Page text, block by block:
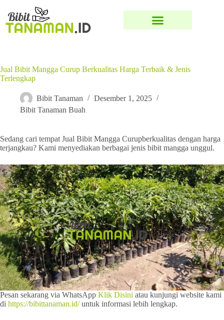
Jual Bibit Mangga Curup Berkualitas Harga Terbaik & Jenis
Terlengkap
Bibit Tanaman
Desember 1, 2025
Bibit Tanaman Buah
Sedang cari tempat Jual Bibit Mangga Curupberkualitas dengan harga
terjangkau? Kami menyediakan berbagai jenis bibit mangga unggul.
Pesan sekarang via WhatsApp Klik Disini atau kunjungi website kami
di https://bibittanaman.id/untuk informasi lebih lengkap.